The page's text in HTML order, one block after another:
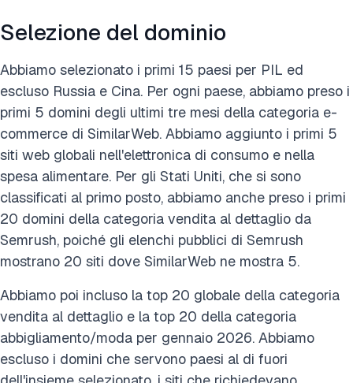
Selezione del dominio
Abbiamo selezionato i primi 15 paesi per PIL ed
escluso Russia e Cina. Per ogni paese, abbiamo preso i
primi 5 domini degli ultimi tre mesi della categoria e-
commerce di SimilarWeb. Abbiamo aggiunto i primi 5
siti web globali nell'elettronica di consumo e nella
spesa alimentare. Per gli Stati Uniti, che si sono
classificati al primo posto, abbiamo anche preso i primi
20 domini della categoria vendita al dettaglio da
Semrush, poiché gli elenchi pubblici di Semrush
mostrano 20 siti dove SimilarWeb ne mostra 5.
Abbiamo poi incluso la top 20 globale della categoria
vendita al dettaglio e la top 20 della categoria
abbigliamento/moda per gennaio 2026. Abbiamo
escluso i domini che servono paesi al di fuori